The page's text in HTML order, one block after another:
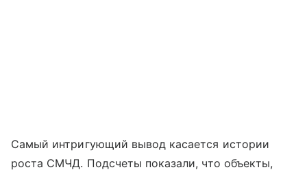
Самый интригующий вывод касается истории
роста СМЧД. Подсчеты показали, что объекты,